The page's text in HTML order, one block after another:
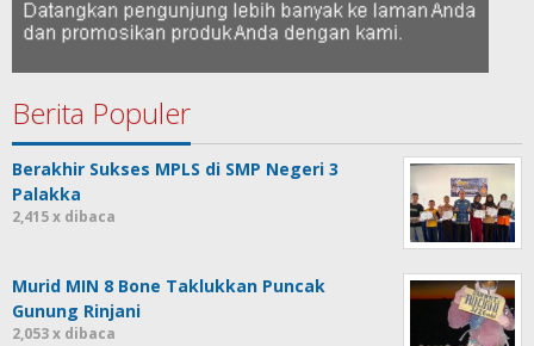
Berita Populer
Berakhir Sukses MPLS di SMP Negeri 3
Palakka
2,415 x dibaca
Murid MIN 8 Bone Taklukkan Puncak
Gunung Rinjani
2,053 x dibaca